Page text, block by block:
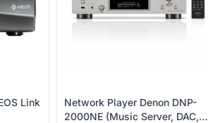
Link
Network Player Denon DNP-
2000NE (Music Server, DAC,